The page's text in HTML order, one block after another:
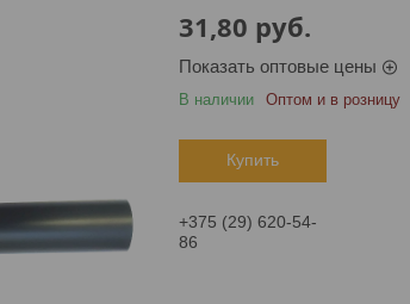
31,80 руб.
Показать оптовые цены
В наличии Оптом и в розницу
Купить
+375 (29) 620-54-
86